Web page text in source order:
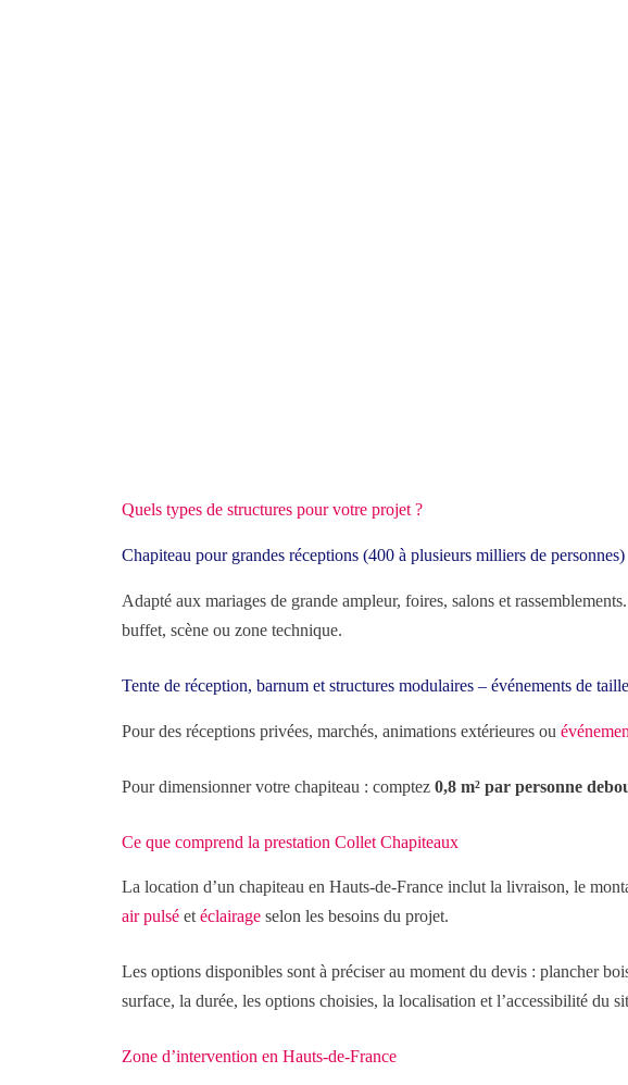
Quels types de structures pour votre projet ?
Chapiteau pour grandes réceptions (400 à plusieurs milliers de personnes)
Adapté aux mariages de grande ampleur, foires, salons et
buffet, scène ou zone technique.
Tente de réception, barnum et structures modulaires – événements de
Pour des réceptions privées, marchés, animations extérieures ou
Pour dimensionner votre chapiteau : comptez 0,8 m² par personne
Ce que comprend la prestation Collet Chapiteaux
La location d’un chapiteau en Hauts-de-France inclut la livraison, le
air pulsé et éclairage selon les besoins du projet.
Les options disponibles sont à préciser au moment du devis : plancher
surface, la durée, les options choisies, la localisation et l’accessibilité du
Zone d’intervention en Hauts-de-France